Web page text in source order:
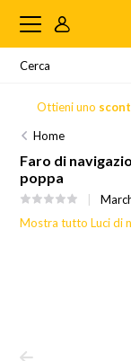
Ottieni uno
Home
Faro di
poppa
Mostra tutto Luci di